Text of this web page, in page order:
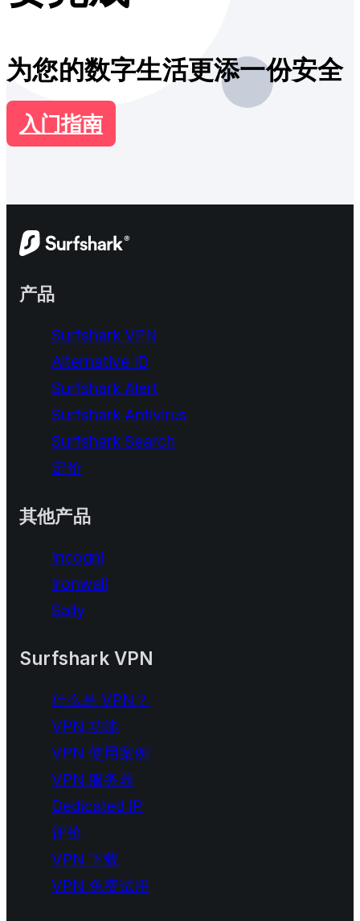
为您的数字生活更添一份安全
入门指南
产品
Surfshark VPN
Alternative ID
Surfshark Alert
Surfshark Antivirus
Surfshark Search
定价
其他产品
Incogni
Ironwall
Saily
Surfshark VPN
什么是 VPN？
VPN 功能
VPN 使用案例
VPN 服务器
Dedicated IP
评价
VPN 下载
VPN 免费试用